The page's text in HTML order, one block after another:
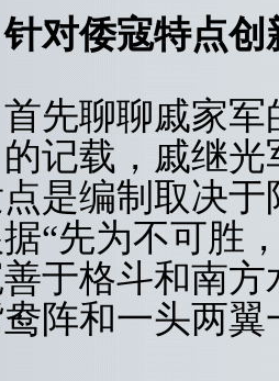
针对倭寇特点创
聊聊戚家军
记载，戚继
是编制取决
“先为不可胜
于格斗和南
阵和一头两翼